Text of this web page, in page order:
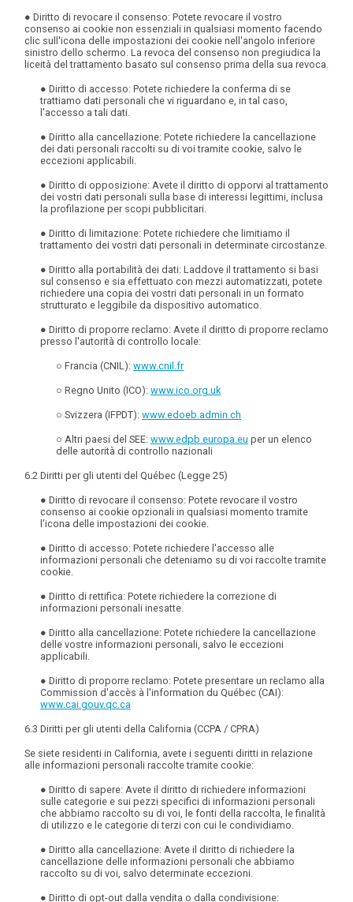
● Diritto di revocare il consenso: Potete revocare il vostro
consenso ai cookie non essenziali in qualsiasi momento facendo
clic sull'icona delle impostazioni dei cookie nell'angolo inferiore
sinistro dello schermo. La revoca del consenso non pregiudica la
liceità del trattamento basato sul consenso prima della sua revoca.
● Diritto di accesso: Potete richiedere la conferma di se
trattiamo dati personali che vi riguardano e, in tal caso,
l'accesso a tali dati.
● Diritto alla cancellazione: Potete richiedere la cancellazione
dei dati personali raccolti su di voi tramite cookie, salvo le
eccezioni applicabili.
● Diritto di opposizione: Avete il diritto di opporvi al trattamento
dei vostri dati personali sulla base di interessi legittimi, inclusa
la profilazione per scopi pubblicitari.
● Diritto di limitazione: Potete richiedere che limitiamo il
trattamento dei vostri dati personali in determinate circostanze.
● Diritto alla portabilità dei dati: Laddove il trattamento si basi
sul consenso e sia effettuato con mezzi automatizzati, potete
richiedere una copia dei vostri dati personali in un formato
strutturato e leggibile da dispositivo automatico.
● Diritto di proporre reclamo: Avete il diritto di proporre reclamo
presso l'autorità di controllo locale:
○ Francia (CNIL): www.cnil.fr
○ Regno Unito (ICO): www.ico.org.uk
○ Svizzera (IFPDT): www.edoeb.admin.ch
○ Altri paesi del SEE: www.edpb.europa.eu per un elenco
delle autorità di controllo nazionali
6.2 Diritti per gli utenti del Québec (Legge 25)
● Diritto di revocare il consenso: Potete revocare il vostro
consenso ai cookie opzionali in qualsiasi momento tramite
l'icona delle impostazioni dei cookie.
● Diritto di accesso: Potete richiedere l'accesso alle
informazioni personali che deteniamo su di voi raccolte tramite
cookie.
● Diritto di rettifica: Potete richiedere la correzione di
informazioni personali inesatte.
● Diritto alla cancellazione: Potete richiedere la cancellazione
delle vostre informazioni personali, salvo le eccezioni
applicabili.
● Diritto di proporre reclamo: Potete presentare un reclamo alla
Commission d'accès à l'information du Québec (CAI):
www.cai.gouv.qc.ca
6.3 Diritti per gli utenti della California (CCPA / CPRA)
Se siete residenti in California, avete i seguenti diritti in relazione
alle informazioni personali raccolte tramite cookie:
● Diritto di sapere: Avete il diritto di richiedere informazioni
sulle categorie e sui pezzi specifici di informazioni personali
che abbiamo raccolto su di voi, le fonti della raccolta, le finalità
di utilizzo e le categorie di terzi con cui le condividiamo.
● Diritto alla cancellazione: Avete il diritto di richiedere la
cancellazione delle informazioni personali che abbiamo
raccolto su di voi, salvo determinate eccezioni.
● Diritto di opt-out dalla vendita o dalla condivisione: